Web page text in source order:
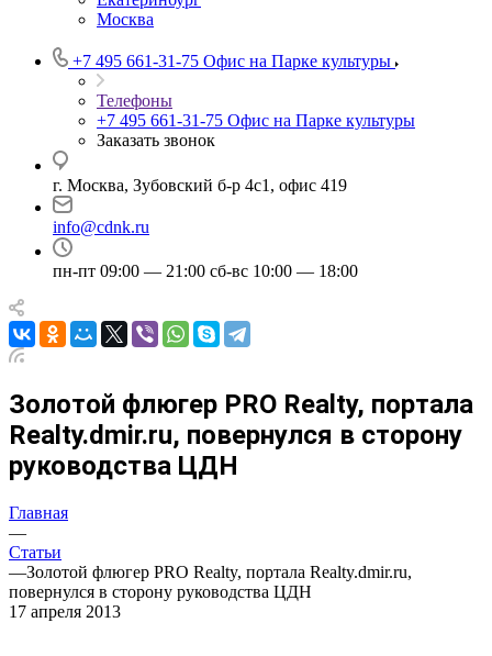
Москва
+7 495 661-31-75 Офис на Парке культуры
Телефоны
+7 495 661-31-75 Офис на Парке культуры
Заказать звонок
г. Москва, Зубовский б-р 4с1, офис 419
info@cdnk.ru
пн-пт 09:00 — 21:00 сб-вс 10:00 — 18:00
Золотой флюгер PRO Realty, портала
Realty.dmir.ru, повернулся в сторону
руководства ЦДН
Главная
—
Статьи
—Золотой флюгер PRO Realty, портала Realty.dmir.ru,
повернулся в сторону руководства ЦДН
17 апреля 2013